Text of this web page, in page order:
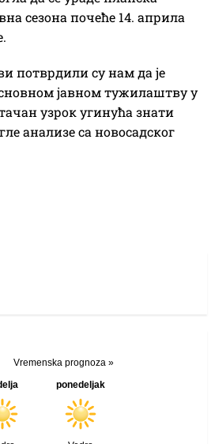
сезона почеће 14. априла
потврдили су нам да је
јавном тужилаштву у
узрок угинућа знати
анализе са новосадског